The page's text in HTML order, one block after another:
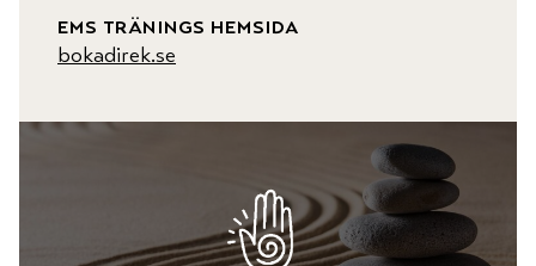
ems tränings hemsida
bokadirek.se